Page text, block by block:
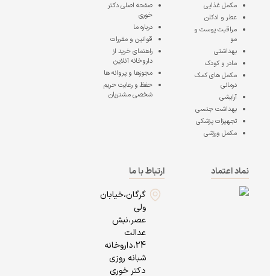
مکمل غذایی
عطر و ادکلن
مراقبت پوست و
مو
بهداشتی
مادر و کودک
مکمل های کمک
درمانی
آرایشی
بهداشت جنسی
تجهیزات پزشکی
مکمل ورزشی
صفحه اصلیدکتر
خوری
درباره ما
قوانین و مقررات
راهنمای خرید از
داروخانه آنلاین
مجوزها و پروانه ها
حفظ و رعایت حریم
شخصی مشتریان
نماد اعتماد
ارتباط با ما
گرگان،خیابان
ولی
عصر،نبش
عدالت
24،داروخانه
شبانه روزی
دکتر خوری